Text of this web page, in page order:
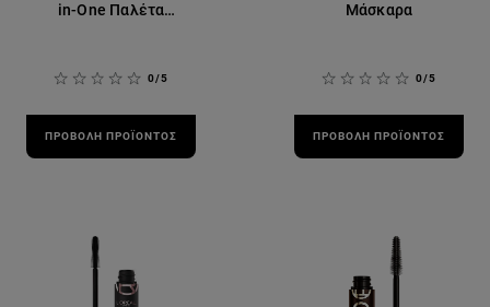
in-One Παλέτα
0/5
ΠΡΟΒΟΛΉ ΠΡΟΪΌΝΤΟΣ
Μάσκαρα
0/5
ΠΡΟΒΟΛΉ ΠΡΟΪΌΝΤΟΣ